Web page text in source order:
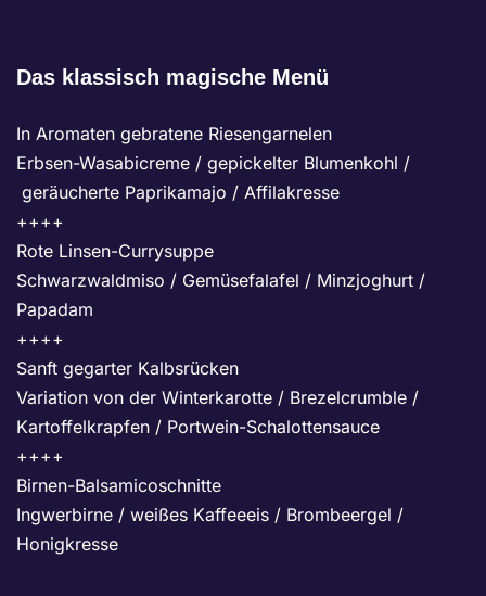
Das klassisch magische Menü
In Aromaten gebratene Riesengarnelen
Erbsen-Wasabicreme / gepickelter Blumenkohl /
geräucherte Paprikamajo / Affilakresse
++++
Rote Linsen-Currysuppe
Schwarzwaldmiso / Gemüsefalafel / Minzjoghurt /
Papadam
++++
Sanft gegarter Kalbsrücken
Variation von der Winterkarotte / Brezelcrumble /
Kartoffelkrapfen / Portwein-Schalottensauce
++++
Birnen-Balsamicoschnitte
Ingwerbirne / weißes Kaffeeeis / Brombeergel /
Honigkresse